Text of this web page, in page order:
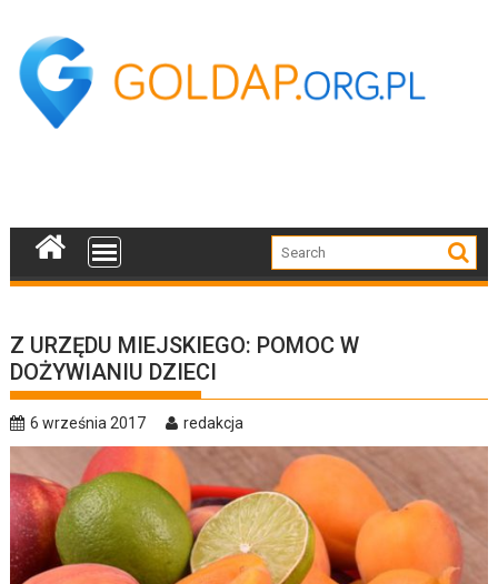
content
Z URZĘDU MIEJSKIEGO: POMOC W
DOŻYWIANIU DZIECI
6 września 2017 redakcja